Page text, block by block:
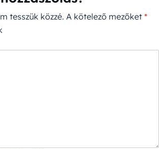
tesszük közzé. A kötelező mezőket *